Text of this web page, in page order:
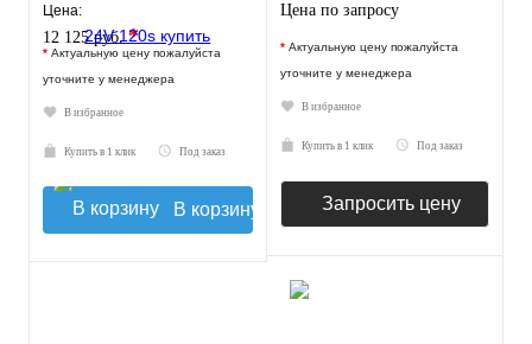
Цена:
12 125 руб.*
* Актуальную цену пожалуйста
уточните у менеджера
В избранное
Купить в 1 клик Под заказ
В корзину
Цена по запросу
* Актуальную цену пожалуйста
уточните у менеджера
В избранное
Купить в 1 клик Под заказ
Запросить цену